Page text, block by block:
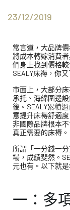
23/12/2019
常言道，大品牌
將成本轉嫁消費
們身上找到價格
SEALY床褥，你
市面上，大部分
承托、海綿圍邊
後。SEALY累積
意提升床褥舒適
非國際品牌根本
真正需要的床褥。
所謂「一分錢一
場，成績斐然。
元也有。以下就
一：多